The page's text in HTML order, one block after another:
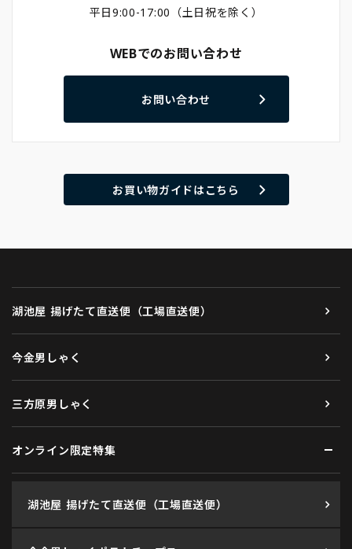
平日9:00-17:00（土日祝を除く）
WEBでのお問い合わせ
お問い合わせ
お買い物ガイドはこちら
湖池屋 揚げたて直送便（工場直送便）
今金男しゃく
三方原男しゃく
オンライン限定特集
湖池屋 揚げたて直送便（工場直送便）